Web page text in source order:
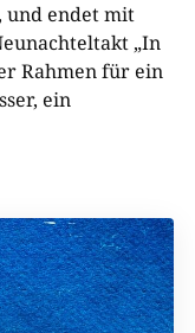
und endet mit
„In
Rahmen für ein
ein